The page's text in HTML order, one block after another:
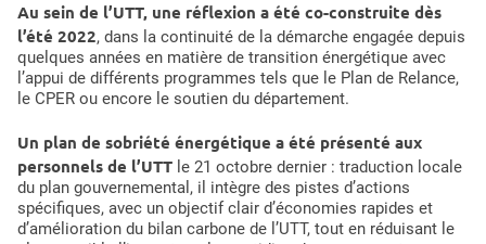
Au sein de l’UTT, une réflexion a été co-construite dès
l’été 2022, dans la continuité de la démarche engagée depuis
quelques années en matière de transition énergétique avec
l’appui de différents programmes tels que le Plan de Relance,
le CPER ou encore le soutien du département.
Un plan de sobriété énergétique a été présenté aux
personnels de l’UTT le 21 octobre dernier : traduction locale
du plan gouvernemental, il intègre des pistes d’actions
spécifiques, avec un objectif clair d’économies rapides et
d’amélioration du bilan carbone de l’UTT, tout en réduisant le